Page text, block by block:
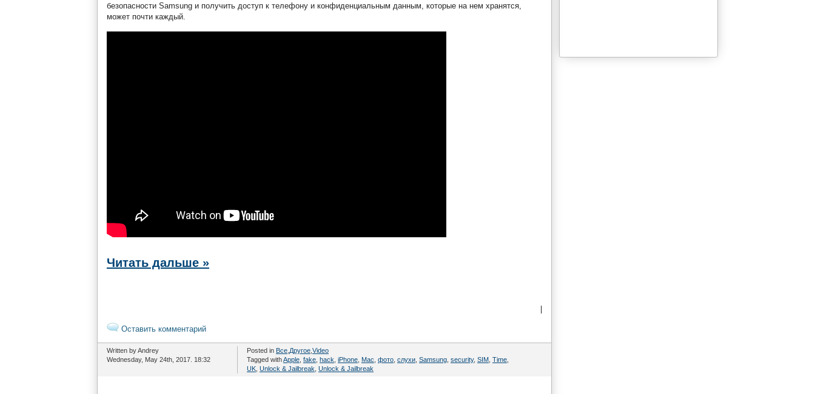
безопасности Samsung и получить доступ к телефону и конфиденциальным данным, которые на нем хранятся,
может почти каждый.
Читать дальше »
Оставить комментарий
Written by Andrey
Wednesday, May 24th, 2017. 18:32
Posted in Все Другое Video
Tagged withApple fake hack iPhone Mac фото cлухи Samsung security, SIM Time
UK Unlock & Jailbreak Unlock & Jailbreak